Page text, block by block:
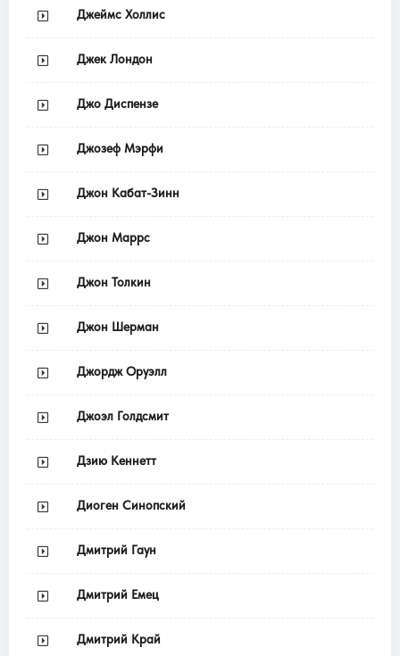
Джеймс Холлис
Джек Лондон
Джо Диспензе
Джозеф Мэрфи
Джон Кабат-Зинн
Джон Маррс
Джон Толкин
Джон Шерман
Джордж Оруэлл
Джоэл Голдсмит
Дзию Кеннетт
Диоген Синопский
Дмитрий Гаун
Дмитрий Емец
Дмитрий Край